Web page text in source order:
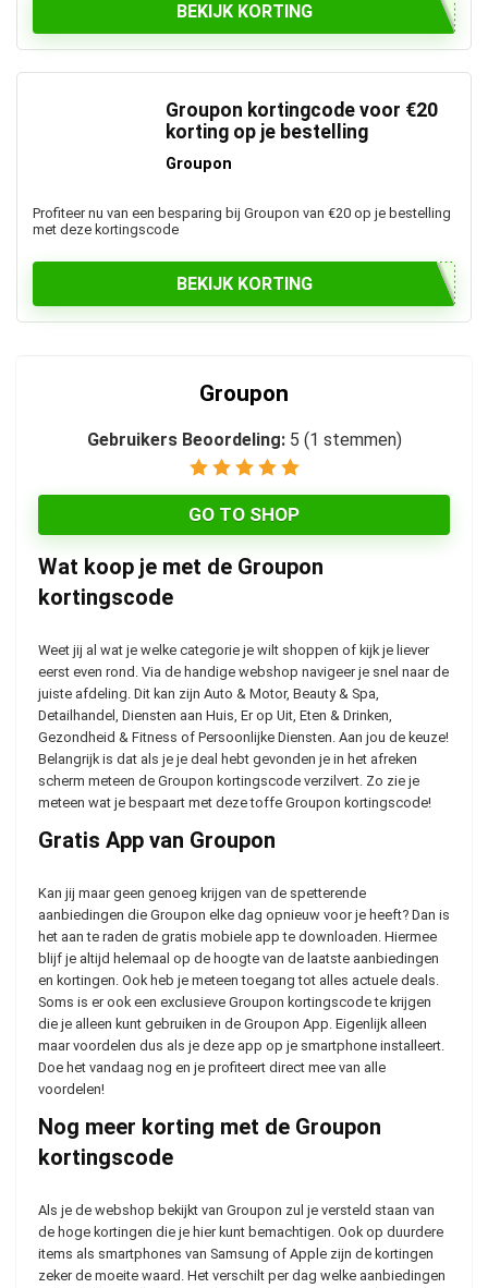
BEKIJK KORTING
Groupon kortingcode voor €20
korting op je bestelling
Groupon
Profiteer nu van een besparing bij Groupon van €20 op je bestelling
met deze kortingscode
BEKIJK KORTING
Groupon
Gebruikers Beoordeling: 5 (1 stemmen)
GO TO SHOP
Wat koop je met de Groupon
kortingscode
Weet jij al wat je welke categorie je wilt shoppen of kijk je liever
eerst even rond. Via de handige webshop navigeer je snel naar de
juiste afdeling. Dit kan zijn Auto & Motor, Beauty & Spa,
Detailhandel, Diensten aan Huis, Er op Uit, Eten & Drinken,
Gezondheid & Fitness of Persoonlijke Diensten. Aan jou de keuze!
Belangrijk is dat als je je deal hebt gevonden je in het afreken
scherm meteen de Groupon kortingscode verzilvert. Zo zie je
meteen wat je bespaart met deze toffe Groupon kortingscode!
Gratis App van Groupon
Kan jij maar geen genoeg krijgen van de spetterende
aanbiedingen die Groupon elke dag opnieuw voor je heeft? Dan is
het aan te raden de gratis mobiele app te downloaden. Hiermee
blijf je altijd helemaal op de hoogte van de laatste aanbiedingen
en kortingen. Ook heb je meteen toegang tot alles actuele deals.
Soms is er ook een exclusieve Groupon kortingscode te krijgen
die je alleen kunt gebruiken in de Groupon App. Eigenlijk alleen
maar voordelen dus als je deze app op je smartphone installeert.
Doe het vandaag nog en je profiteert direct mee van alle
voordelen!
Nog meer korting met de Groupon
kortingscode
Als je de webshop bekijkt van Groupon zul je versteld staan van
de hoge kortingen die je hier kunt bemachtigen. Ook op duurdere
items als smartphones van Samsung of Apple zijn de kortingen
zeker de moeite waard. Het verschilt per dag welke aanbiedingen